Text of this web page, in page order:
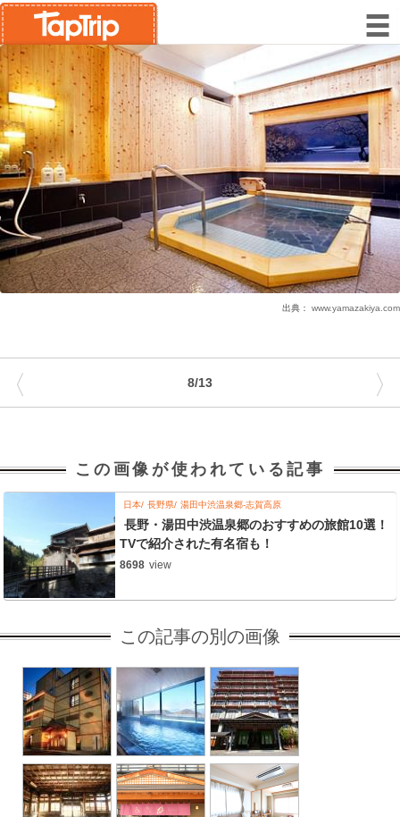
出典： www.yamazakiya.com
8/13
〈 〉
この画像が使われている記事
日本 長野県 湯田中渋温泉郷-志賀高原
長野・湯田中渋温泉郷のおすすめの旅館10選！
TVで紹介された有名宿も！
8698 view
この記事の別の画像